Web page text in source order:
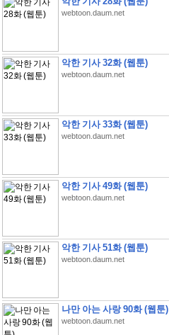
webtoon.daum.net
악한 기사 32화 (웹툰)
webtoon.daum.net
악한 기사 33화 (웹툰)
webtoon.daum.net
악한 기사 49화 (웹툰)
webtoon.daum.net
악한 기사 51화 (웹툰)
webtoon.daum.net
나만 아는 사랑 90화 (웹툰)
webtoon.daum.net